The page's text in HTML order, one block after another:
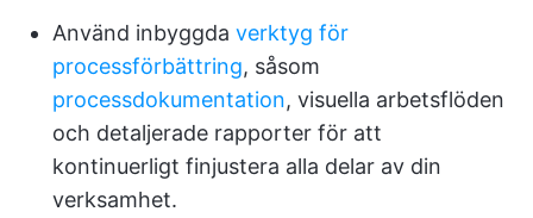
Använd inbyggda verktyg för
processförbättring, såsom
processdokumentation, visuella arbetsflöden
och detaljerade rapporter för att
kontinuerligt finjustera alla delar av din
verksamhet.